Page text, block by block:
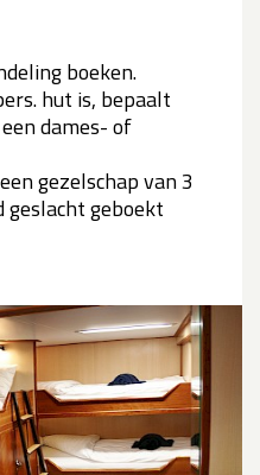
boeken.
hut is, bepaalt
dames- of
gezelschap van 3
geslacht geboekt